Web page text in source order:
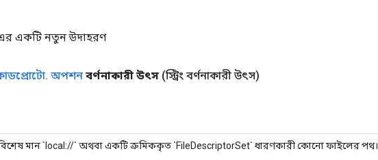
একটি নতুন উদাহরণ
. অপশন বর্ণনাকারী উৎস (স্ট্রিং বর্ণনাকারী উৎস)
মান `local://` অথবা একটি ক্রমিককৃত `FileDescriptorSet` ধারণকারী কোনো ফাইলের পথ।